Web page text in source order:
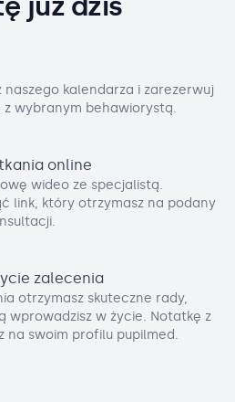
już dziś
naszego kalendarza i zarezerwuj
z wybranym behawiorystą.
online
wideo ze specjalistą.
link, który otrzymasz na podany
zalecenia
otrzymasz skuteczne rady,
wprowadzisz w życie. Notatkę z
na swoim profilu pupilmed.